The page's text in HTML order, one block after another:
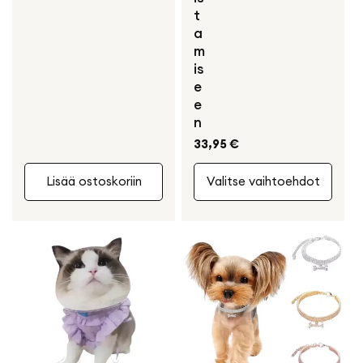
Lisää ostoskoriin
t
a
m
is
e
e
n
Normaali
hinta
33,95 €
Valitse vaihtoehdot